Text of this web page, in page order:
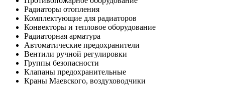
Радиаторы отопления
Комплектующие для радиаторов
Конвекторы и тепловое оборудование
Радиаторная арматура
Автоматические предохранители
Вентили ручной регулировки
Группы безопасности
Клапаны предохранительные
Краны Маевского, воздуховодчики